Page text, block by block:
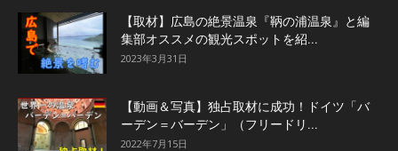
【取材】広島の絶景温泉『鞆の浦温泉』と編
集部オススメの観光スポットを紹...
2023年3月31日
【動画＆写真】独占取材に成功！ドイツ「バ
ーデン＝バーデン」（フリードリ...
2022年7月15日